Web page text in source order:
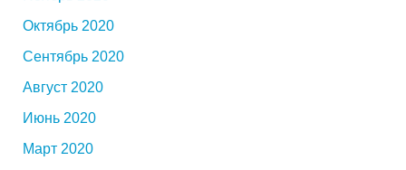
Октябрь 2020
Сентябрь 2020
Август 2020
Июнь 2020
Март 2020